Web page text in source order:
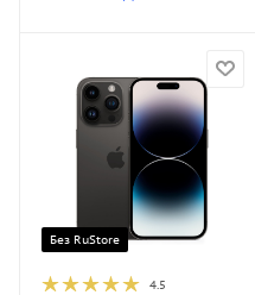
Без RuStore
4.5